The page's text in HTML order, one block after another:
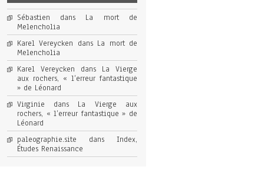
Sébastien dans La mort de
Melencholia
Karel Vereycken dans La mort de
Melencholia
Karel Vereycken dans La Vierge
aux rochers, « l’erreur fantastique
» de Léonard
Virginie dans La Vierge aux
rochers, « l’erreur fantastique » de
Léonard
paleographie.site dans Index,
Études Renaissance